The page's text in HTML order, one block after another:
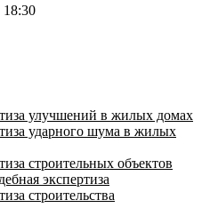
18:30
улучшений в жилых домах
ударного шума в жилых
строительных объектов
экспертиза
строительства